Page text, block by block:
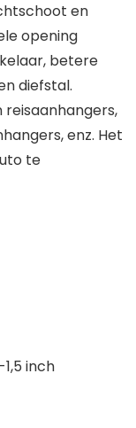
en
opening
betere
diefstal.
reisaanhangers,
enz. Het
te
inch